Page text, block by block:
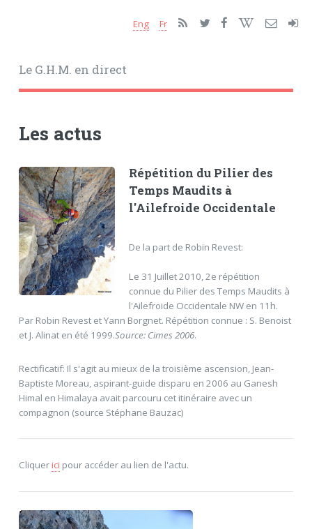
Le G.H.M. en direct
Eng Fr
Les actus
Répétition du Pilier des
Temps Maudits à
l'Ailefroide Occidentale
De la part de Robin Revest:
Le 31 Juillet 2010, 2e répétition
connue du Pilier des Temps Maudits à
l'Ailefroide Occidentale NW en 11h.
Par Robin Revest et Yann Borgnet. Répétition connue : S. Benoist
et J. Alinat en été 1999.Source: Cimes 2006.
Rectificatif: Il s'agit au mieux de la troisième ascension, Jean-
Baptiste Moreau, aspirant-guide disparu en 2006 au Ganesh
Himal en Himalaya avait parcouru cet itinéraire avec un
compagnon (source Stéphane Bauzac)
Cliquerici pour accéder au lien de l'actu.